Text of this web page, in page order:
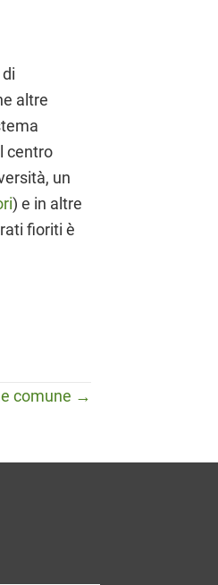
altre
centro
un
) e in altre
fioriti è
comune →